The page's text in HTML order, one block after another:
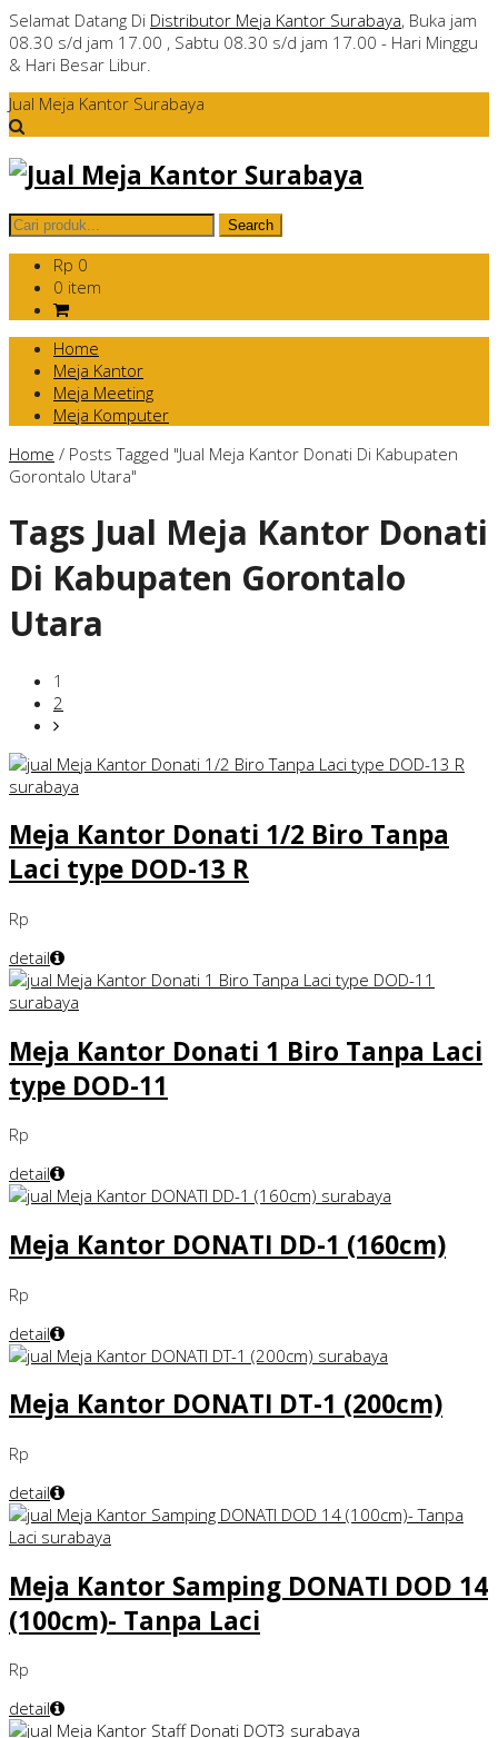
Selamat Datang Di Distributor Meja Kantor Surabaya, Buka jam
08.30 s/d jam 17.00 , Sabtu 08.30 s/d jam 17.00 - Hari Minggu
& Hari Besar Libur.
Jual Meja Kantor Surabaya
Rp 0
0 item
Home
Meja Kantor
Meja Meeting
Meja Komputer
Home / Posts Tagged "Jual Meja Kantor Donati Di Kabupaten
Gorontalo Utara"
Tags Jual Meja Kantor Donati
Di Kabupaten Gorontalo
Utara
1
2
Meja Kantor Donati 1/2 Biro Tanpa
Laci type DOD-13 R
Rp
detail
Meja Kantor Donati 1 Biro Tanpa Laci
type DOD-11
Rp
detail
Meja Kantor DONATI DD-1 (160cm)
Rp
detail
Meja Kantor DONATI DT-1 (200cm)
Rp
detail
Meja Kantor Samping DONATI DOD 14
(100cm)- Tanpa Laci
Rp
detail